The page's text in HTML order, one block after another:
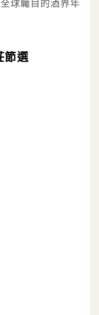
球矚目的酒界年
節選